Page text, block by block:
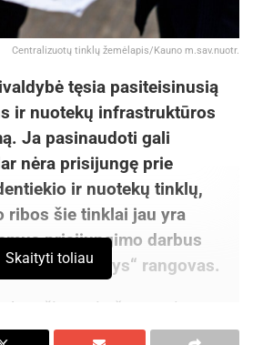
Centralizuotų tinklų žemėlapis/Kauno m.sav.nuotr.
tęsia pasiteisinusią
ir nuotekų infrastruktūros
Ja pasinaudoti gali
nėra prisijungę prie
ir nuotekų tinklų,
ribos šie tinklai jau yra
prisijungimo darbus
vandenys“ rangovas.
žingsnis švaresnio
Pagrindinis programos
Skaityti toliau